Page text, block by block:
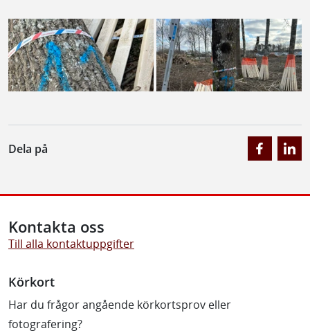
Dela på
Kontakta oss
Till alla kontaktuppgifter
Körkort
Har du frågor angående körkortsprov eller
fotografering?